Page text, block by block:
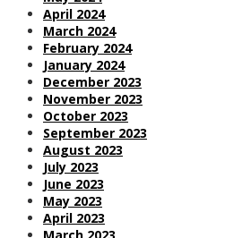
April 2024
March 2024
February 2024
January 2024
December 2023
November 2023
October 2023
September 2023
August 2023
July 2023
June 2023
May 2023
April 2023